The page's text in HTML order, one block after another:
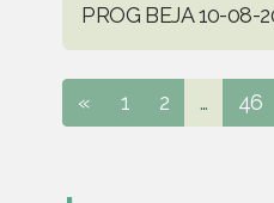
PROG BEJA 10-08-
« 1 2 ... 46